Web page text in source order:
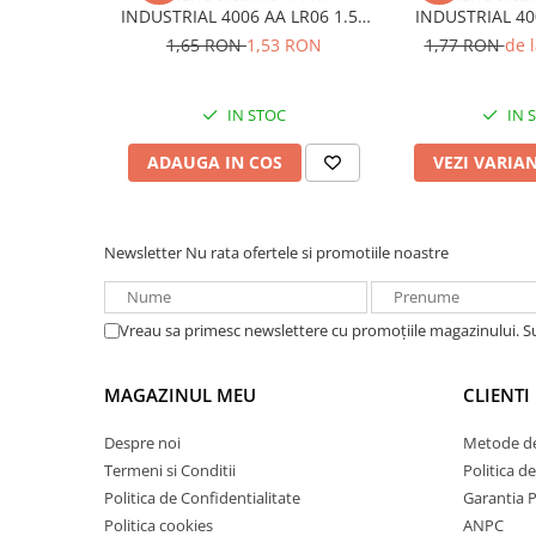
Redresoare, incarcatoare si testere
Redresoare auto, moto, barci si
UPS pentru centrale termice si
sisteme de urgenta - acumulator
UPS Trifazat
Stabilizatoare Tensiune
PDUs unitati de distributie a
energiei electrice
Cabinete baterii
Drumetii / Camping
Frigidere portabile
INDUSTRIAL 4006 AA LR06 1.5V
bulk
1,65 RON1,53 RON
IN STOC
ADAUGA IN COS
INDUSTRIAL
1,77 RONde
IN
VEZI
Newsletter Nu rata ofertele si promotiile noastre
Vreau sa primesc newslettere cu promoțiile magazinului.
MAGAZINUL MEU
Despre noi
Termeni si Conditii
Politica de Confidentialitate
Politica cookies
CLIENTI
Metode
Politica
Garantia
ANPC